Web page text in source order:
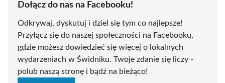
Dołącz do nas na Facebooku!
Odkrywaj, dyskutuj i dziel się tym co najlepsze!
Przyłącz się do naszej społeczności na Facebooku,
gdzie możesz dowiedzieć się więcej o lokalnych
wydarzeniach w Świdniku. Twoje zdanie się liczy -
polub naszą stronę i bądź na bieżąco!